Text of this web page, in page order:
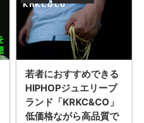
若者におすすめできる
HIPHOPジュエリーブ
ランド「KRKC&CO」
低価格ながら高品質で